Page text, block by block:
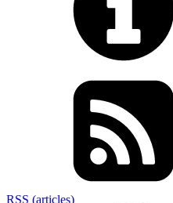
RSS (articles)